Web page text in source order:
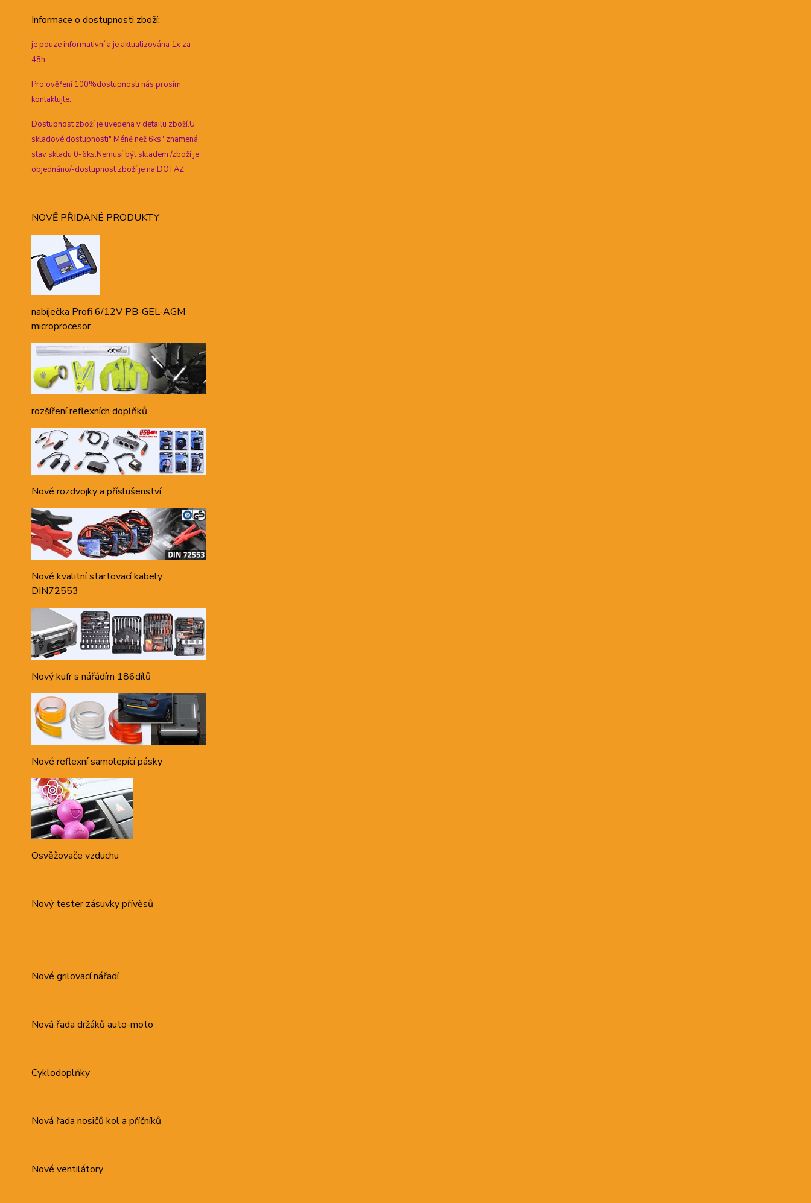
Informace o dostupnosti zboží:
je pouze informativní a je aktualizována 1x za
48h.
Pro ověření 100%dostupnosti nás prosím
kontaktujte.
Dostupnost zboží je uvedena v detailu zboží.U
skladové dostupnosti" Méně než 6ks" znamená
stav skladu 0-6ks.Nemusí být skladem /zboží je
objednáno/-dostupnost zboží je na DOTAZ
NOVĚ PŘIDANÉ PRODUKTY
nabíječka Profi 6/12V PB-GEL-AGM
microprocesor
rozšíření reflexních doplňků
Nové rozdvojky a příslušenství
Nové kvalitní startovací kabely
DIN72553
Nový kufr s nářádím 186dílů
Nové reflexní samolepící pásky
Osvěžovače vzduchu
Nový tester zásuvky přívěsů
Nové grilovací nářadí
Nová řada držáků auto-moto
Cyklodoplňky
Nová řada nosičů kol a příčníků
Nové ventilátory